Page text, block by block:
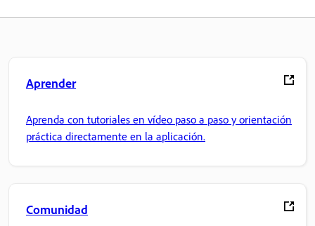
Aprender
Aprenda con tutoriales en vídeo paso a paso y orientación
práctica directamente en la aplicación.
Comunidad